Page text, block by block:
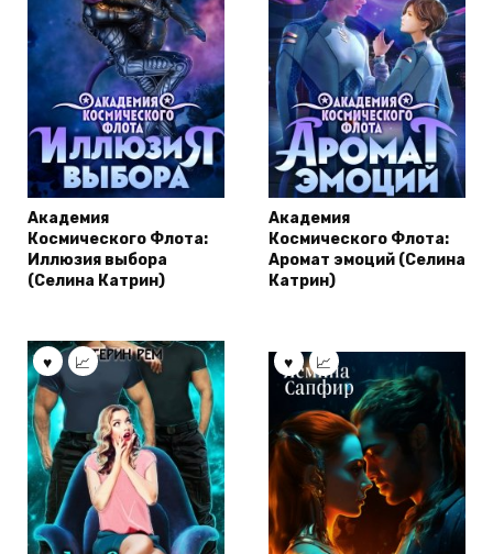
Академия
Космического Флота:
Иллюзия выбора
(Селина Катрин)
Академия
Космического Флота:
Аромат эмоций (Селина
Катрин)